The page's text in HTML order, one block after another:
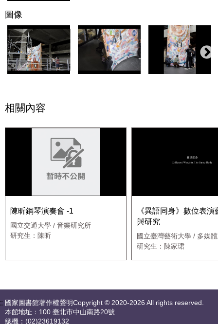
圖像
相關內容
陳昕鋼琴演奏會 -1
國立交通大學 / 音樂研究所
研究生：陳昕
《異語同身》數位表演
與研究
國立臺灣藝術大學 / 多媒
學系新媒體藝術碩士班
研究生：陳家珺
國家圖書館著作權聲明Copyright © 2020-2026 All rights reserved.
本館地址：100 臺北市中山南路20號
總機：(02)23619132